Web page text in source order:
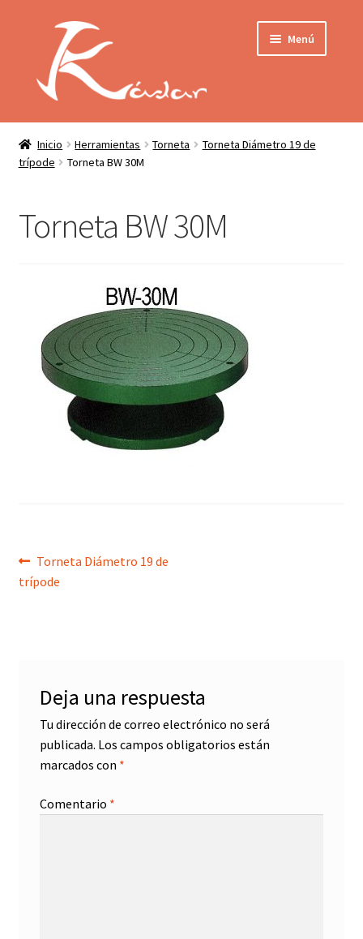
navegación
contenido
Menú
Mi cuenta
INICIO
QUIENES SOMOS
PRODUCTOS
Inicio Herramientas Torneta
Torneta Diámetro 19 de
trípode
Torneta BW 30M
Torneta BW 30M
Navegación
de
Anterior:
Torneta Diámetro 19 de
trípode
Deja una respuesta
Tu dirección de correo electrónico no será
publicada. Los campos obligatorios están
marcados con *
Comentario *